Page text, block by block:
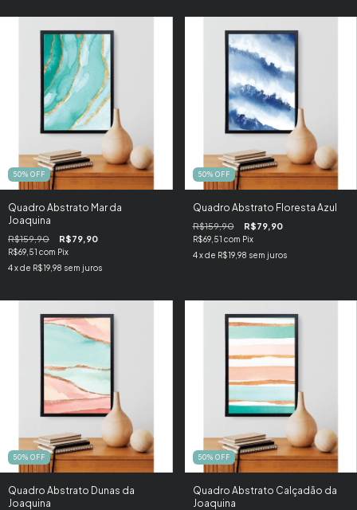
50% OFF
Quadro Abstrato Mar da
Joaquina
R$159,90 R$79,90
R$69,51 com Pix
4x de R$19,98 sem juros
50% OFF
Quadro Abstrato Floresta Azul
R$159,90 R$79,90
R$69,51 com Pix
4 x de R$19,98 sem juros
50% OFF
Quadro Abstrato Dunas da
Joaquina
50% OFF
Quadro Abstrato Calçadão da
Joaquina